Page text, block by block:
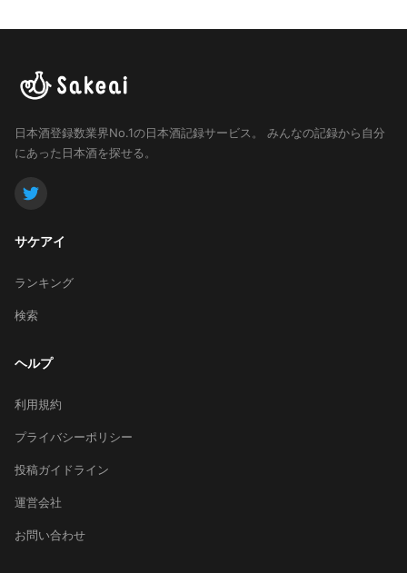
日本酒登録数業界No.1の日本酒記録サービス。
みんなの記録から自分
にあった日本酒を探せる。
サケアイ
ランキング
検索
ヘルプ
利用規約
プライバシーポリシー
投稿ガイドライン
運営会社
お問い合わせ